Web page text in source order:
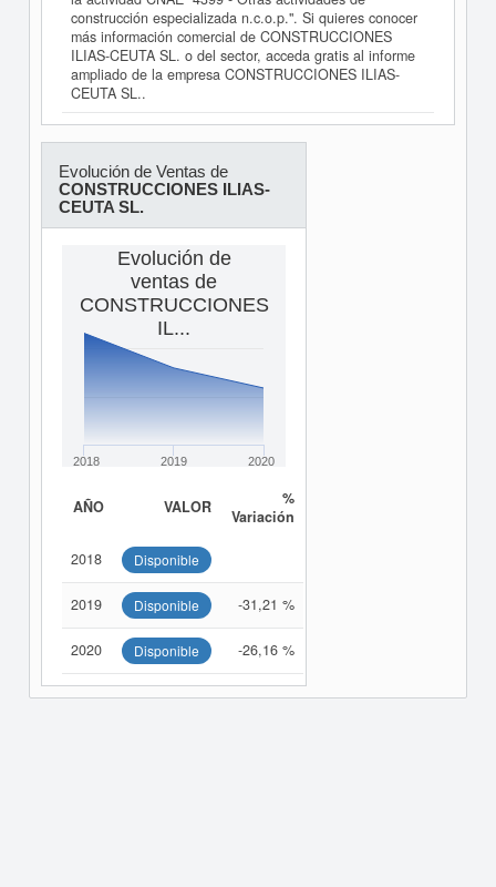
construcción especializada n.c.o.p.". Si quieres conocer
más información comercial de CONSTRUCCIONES
ILIAS-CEUTA SL. o del sector, acceda gratis al informe
ampliado de la empresa CONSTRUCCIONES ILIAS-
CEUTA SL..
Evolución de Ventas de
CONSTRUCCIONES ILIAS-
CEUTA SL.
Evolución de
ventas de
CONSTRUCCIONES
IL...
2018 2019 2020
AÑO VALOR
%
Variación
2018 Disponible
2019 Disponible -31,21 %
2020 Disponible -26,16 %